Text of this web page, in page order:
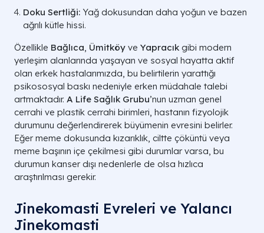
Doku Sertliği: Yağ dokusundan daha yoğun ve bazen
ağrılı kütle hissi.
Özellikle Bağlıca, Ümitköy ve Yapracık gibi modern
yerleşim alanlarında yaşayan ve sosyal hayatta aktif
olan erkek hastalarımızda, bu belirtilerin yarattığı
psikososyal baskı nedeniyle erken müdahale talebi
artmaktadır. A Life Sağlık Grubu’nun uzman genel
cerrahi ve plastik cerrahi birimleri, hastanın fizyolojik
durumunu değerlendirerek büyümenin evresini belirler.
Eğer meme dokusunda kızarıklık, ciltte çöküntü veya
meme başının içe çekilmesi gibi durumlar varsa, bu
durumun kanser dışı nedenlerle de olsa hızlıca
araştırılması gerekir.
Jinekomasti Evreleri ve Yalancı
Jinekomasti